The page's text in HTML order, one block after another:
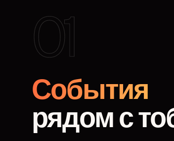
01
События
рядом с